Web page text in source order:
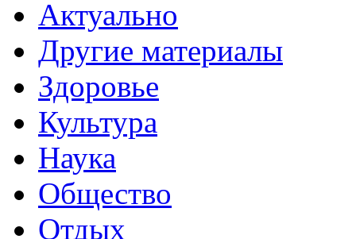
Актуально
Другие материалы
Здоровье
Культура
Наука
Общество
Отдых